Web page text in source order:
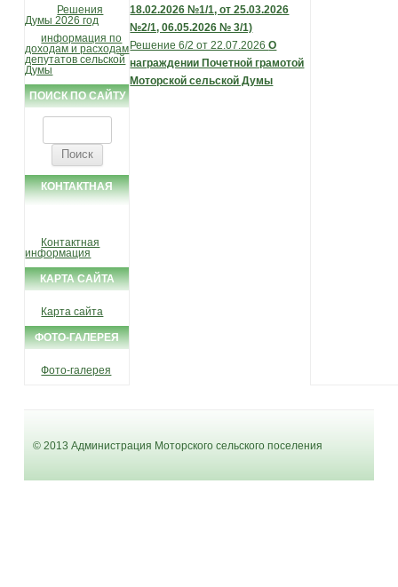
Решения
Думы 2026 год
информация по
доходам и расходам
депутатов сельской
Думы
ПОИСК ПО САЙТУ
КОНТАКТНАЯ
Контактная
информация
КАРТА САЙТА
Карта сайта
ФОТО-ГАЛЕРЕЯ
Фото-галерея
18.02.2026 №1/1, от 25.03.2026
№2/1, 06.05.2026 № 3/1)
Решение 6/2 от 22.07.2026О
награждении Почетной грамотой
Моторской сельской Думы
© 2013 Администрация Моторского сельского поселения